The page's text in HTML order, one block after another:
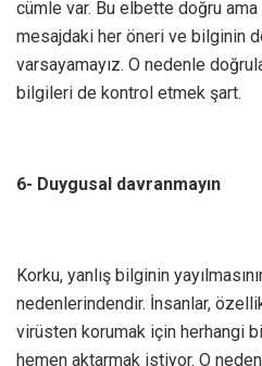
cümle var. Bu elbette doğru ama
mesajdaki her öneri ve bilginin
varsayamayız. O nedenle
bilgileri de kontrol etmek şart.
6- Duygusal davranmayın
Korku, yanlış bilginin
nedenlerindendir. İnsanlar,
virüsten korumak için herhangi
hemen aktarmak istiyor. O